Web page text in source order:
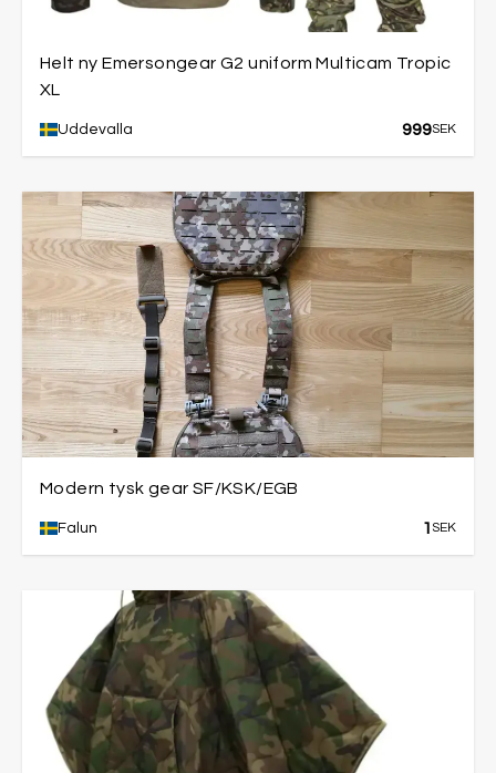
Helt ny Emersongear G2 uniform Multicam Tropic
XL
Uddevalla 999SEK
Modern tysk gear SF/KSK/EGB
Falun 1 SEK